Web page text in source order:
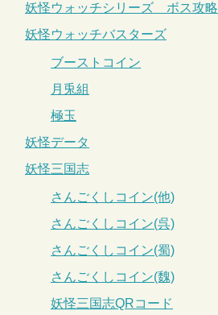
妖怪ウォッチシリーズ ボス攻略
妖怪ウォッチバスターズ
ブーストコイン
月兎組
極玉
妖怪データ
妖怪三国志
さんごくしコイン(他)
さんごくしコイン(呉)
さんごくしコイン(蜀)
さんごくしコイン(魏)
妖怪三国志QRコード